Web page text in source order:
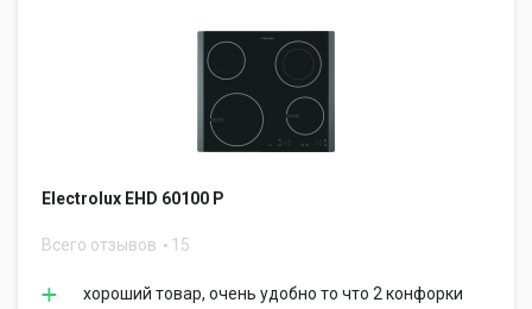
Electrolux EHD 60100 P
Всего отзывов 15
хороший товар, очень удобно то что 2 конфорки